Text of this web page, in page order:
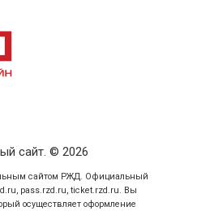
номер заказа;
личности пассажира, на
сайт. © 2026
сайтом РЖД. Официальный
pass.rzd.ru, ticket.rzd.ru. Вы
осуществляет оформление